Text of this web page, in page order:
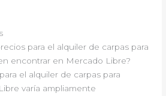
para el alquiler de carpas para
encontrar en Mercado Libre?
para el alquiler de carpas para
varía ampliamente